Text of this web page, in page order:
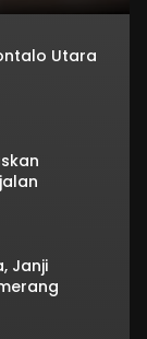
Utara
Janji